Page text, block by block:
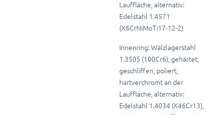
Lauffläche, alternativ:
Edelstahl 1.4571
(X6CrNiMoTi17-12-2)
Innenring: Wälzlagerstahl
1.3505 (100Cr6), gehärtet,
geschliffen, poliert,
hartverchromt an der
Lauffläche, alternativ:
Edelstahl 1.4034 (X46Cr13),